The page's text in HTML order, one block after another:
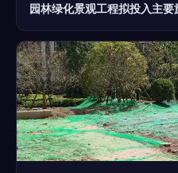
园林绿化景观工程拟投入主